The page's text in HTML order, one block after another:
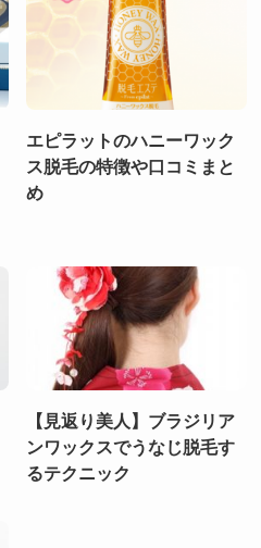
エピラットのハニーワック
ス脱毛の特徴や口コミまと
め
【見返り美人】ブラジリア
ンワックスでうなじ脱毛す
るテクニック